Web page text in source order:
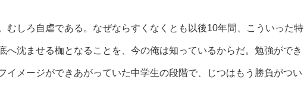
しろ自虐である。なぜならすくなくとも以後10年間、こういった特
へ沈ませる枷となることを、今の俺は知っているからだ。勉強ができ
イメージができあがっていた中学生の段階で、じつはもう勝負がつい